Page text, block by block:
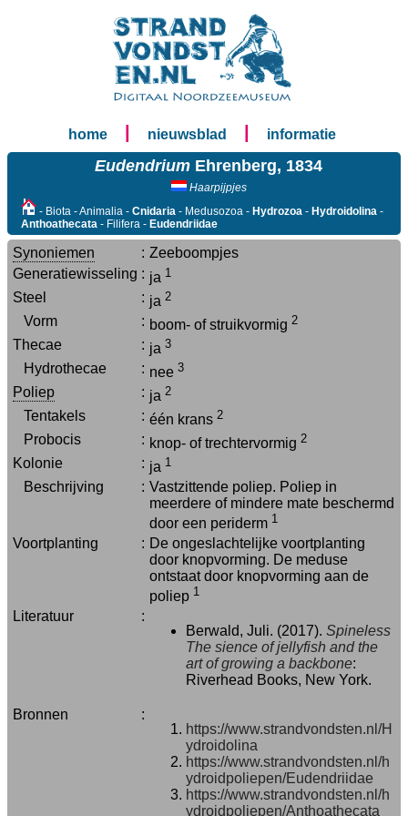
home nieuwsblad informatie
Eudendrium Ehrenberg, 1834
Haarpijpjes
- Biota - Animalia - Cnidaria - Medusozoa - Hydrozoa - Hydroidolina -
Anthoathecata - Filifera - Eudendriidae
Synoniemen : Zeeboompjes
Generatiewisseling : ja 1
Steel : ja 2
Vorm : boom- of struikvormig 2
Thecae : ja 3
Hydrothecae : nee 3
Poliep : ja 2
Tentakels : één krans 2
Probocis : knop- of trechtervormig 2
Kolonie : ja 1
Beschrijving : Vastzittende poliep. Poliep in
meerdere of mindere mate beschermd
door een periderm 1
Voortplanting : De ongeslachtelijke voortplanting
door knopvorming. De meduse
ontstaat door knopvorming aan de
poliep 1
Literatuur
:
Berwald, Juli. (2017). Spineless
The sience of jellyfish and the
art of growing a backbone:
Riverhead Books, New York.
Bronnen
:
https://www.strandvondsten.nl/H
ydroidolina
https://www.strandvondsten.nl/h
ydroidpoliepen/Eudendriidae
https://www.strandvondsten.nl/h
ydroidpoliepen/Anthoathecata